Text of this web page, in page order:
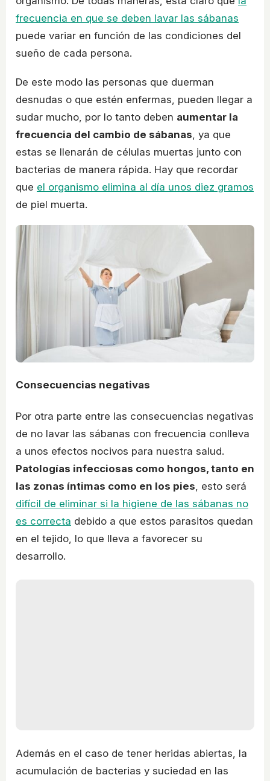
frecuencia en que se deben lavar las sábanas
puede variar en función de las condiciones del
sueño de cada persona.
De este modo las personas que duerman
desnudas o que estén enfermas, pueden llegar a
sudar mucho, por lo tanto deben aumentar la
frecuencia del cambio de sábanas , ya que
estas se llenarán de células muertas junto con
bacterias de manera rápida. Hay que recordar
que el organismo elimina al día unos diez gramos
de piel muerta.
Consecuencias negativas
Por otra parte entre las consecuencias negativas
de no lavar las sábanas con frecuencia conlleva
a unos efectos nocivos para nuestra salud.
Patologías infecciosas como hongos, tanto en
las zonas íntimas como en los pies , esto será
difícil de eliminar si la higiene de las sábanas no
es correcta debido a que estos parasitos quedan
en el tejido, lo que lleva a favorecer su
desarrollo.
Además en el caso de tener heridas abiertas, la
acumulación de bacterias y suciedad en las